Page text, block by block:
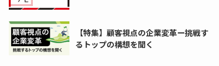
【特集】顧客視点の企業変革ー挑戦す
るトップの構想を聞く